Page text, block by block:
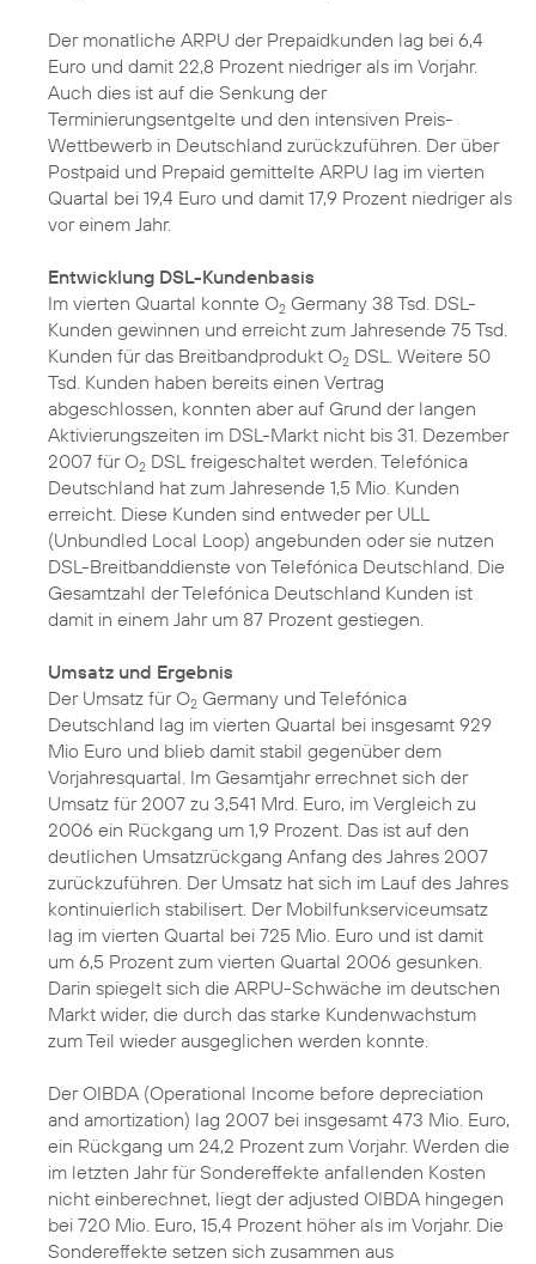
Der monatliche ARPU der Prepaidkunden lag bei 6,4
Euro und damit 22,8 Prozent niedriger als im Vorjahr.
Auch dies ist auf die Senkung der
Terminierungsentgelte und den intensiven Preis-
Wettbewerb in Deutschland zurückzuführen. Der über
Postpaid und Prepaid gemittelte ARPU lag im vierten
Quartal bei 19,4 Euro und damit 17,9 Prozent niedriger als
vor einem Jahr.
Entwicklung DSL-Kundenbasis
Im vierten Quartal konnte O2 Germany 38 Tsd. DSL-
Kunden gewinnen und erreicht zum Jahresende 75 Tsd.
Kunden für das Breitbandprodukt O2 DSL. Weitere 50
Tsd. Kunden haben bereits einen Vertrag
abgeschlossen, konnten aber auf Grund der langen
Aktivierungszeiten im DSL-Markt nicht bis 31. Dezember
2007 für O2 DSL freigeschaltet werden. Telefónica
Deutschland hat zum Jahresende 1,5 Mio. Kunden
erreicht. Diese Kunden sind entweder per ULL
(Unbundled Local Loop) angebunden oder sie nutzen
DSL-Breitbanddienste von Telefónica Deutschland. Die
Gesamtzahl der Telefónica Deutschland Kunden ist
damit in einem Jahr um 87 Prozent gestiegen.
Umsatz und Ergebnis
Der Umsatz für O2 Germany und Telefónica
Deutschland lag im vierten Quartal bei insgesamt 929
Mio Euro und blieb damit stabil gegenüber dem
Vorjahresquartal. Im Gesamtjahr errechnet sich der
Umsatz für 2007 zu 3,541 Mrd. Euro, im Vergleich zu
2006 ein Rückgang um 1,9 Prozent. Das ist auf den
deutlichen Umsatzrückgang Anfang des Jahres 2007
zurückzuführen. Der Umsatz hat sich im Lauf des Jahres
kontinuierlich stabilisert. Der Mobilfunkserviceumsatz
lag im vierten Quartal bei 725 Mio. Euro und ist damit
um 6,5 Prozent zum vierten Quartal 2006 gesunken.
Darin spiegelt sich die ARPU-Schwäche im deutschen
Markt wider, die durch das starke Kundenwachstum
zum Teil wieder ausgeglichen werden konnte.
Der OIBDA (Operational Income before depreciation
and amortization) lag 2007 bei insgesamt 473 Mio. Euro,
ein Rückgang um 24,2 Prozent zum Vorjahr. Werden die
im letzten Jahr für Sondereffekte anfallenden Kosten
nicht einberechnet, liegt der adjusted OIBDA hingegen
bei 720 Mio. Euro, 15,4 Prozent höher als im Vorjahr. Die
Sondereffekte setzen sich zusammen aus